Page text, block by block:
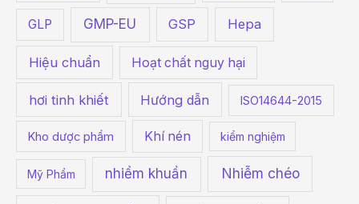
GLP GMP-EU GSP Hepa
Hiệu chuẩn Hoạt chất nguy hại
hơi tinh khiết Hướng dẫn ISO14644-2015
Kho dược phẩm Khí nén kiểm nghiệm
Mỹ Phẩm nhiểm khuẩn Nhiễm chéo